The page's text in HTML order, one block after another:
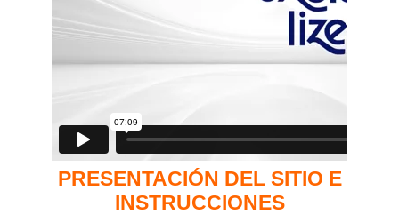
PRESENTACIÓN DEL SITIO E
INSTRUCCIONES